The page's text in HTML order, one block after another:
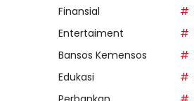
Finansial
Entertaiment
Bansos Kemensos
Edukasi